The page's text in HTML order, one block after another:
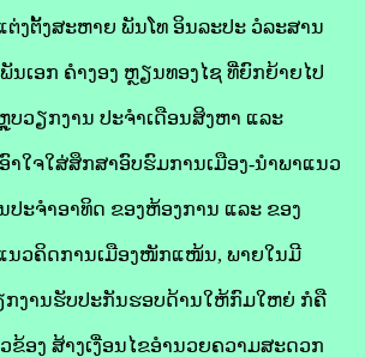
ງຕັ້ງສະຫາຍ ພັນໂທ ອິນລະປະ ວໍລະສານ
ເອກ ຄຳງອງ ຫຼຽນທອງໄຊ ທີ່ຍົກຍ້າຍໄປ
ວຽກງານ ປະຈໍາເດືອນສິງຫາ ແລະ
າໃຈໃສ່ສຶກສາອົບຮົມການເມືອງ-ນໍາພາແນວ
ະຈຳອາທິດ ຂອງຫ້ອງການ ແລະ ຂອງ
ນວຄິດການເມືອງໜັກແໜ້ນ, ພາຍໃນມີ
ກງານຮັບປະກັນຮອບດ້ານໃຫ້ກົມໃຫຍ່ ກໍຄື
ອງ ສ້າງເງື່ອນໄຂອໍານວຍຄວາມສະດວກ